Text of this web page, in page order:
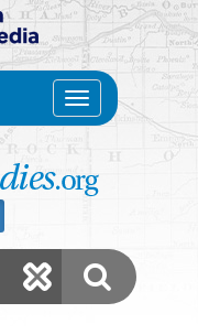
de
palanca